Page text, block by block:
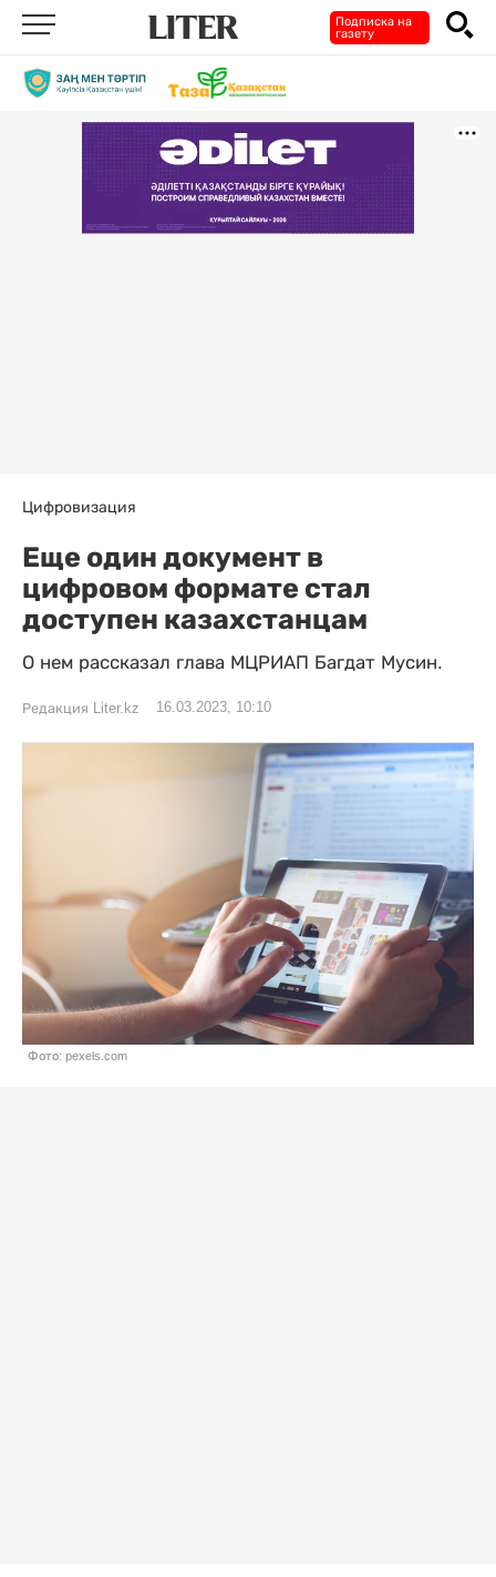
Подписка на
газету
Цифровизация
Еще один документ в
цифровом формате стал
доступен казахстанцам
О нем рассказал глава МЦРИАП Багдат Мусин.
Редакция Liter.kz 16.03.2023, 10:10
Фото: pexels.com